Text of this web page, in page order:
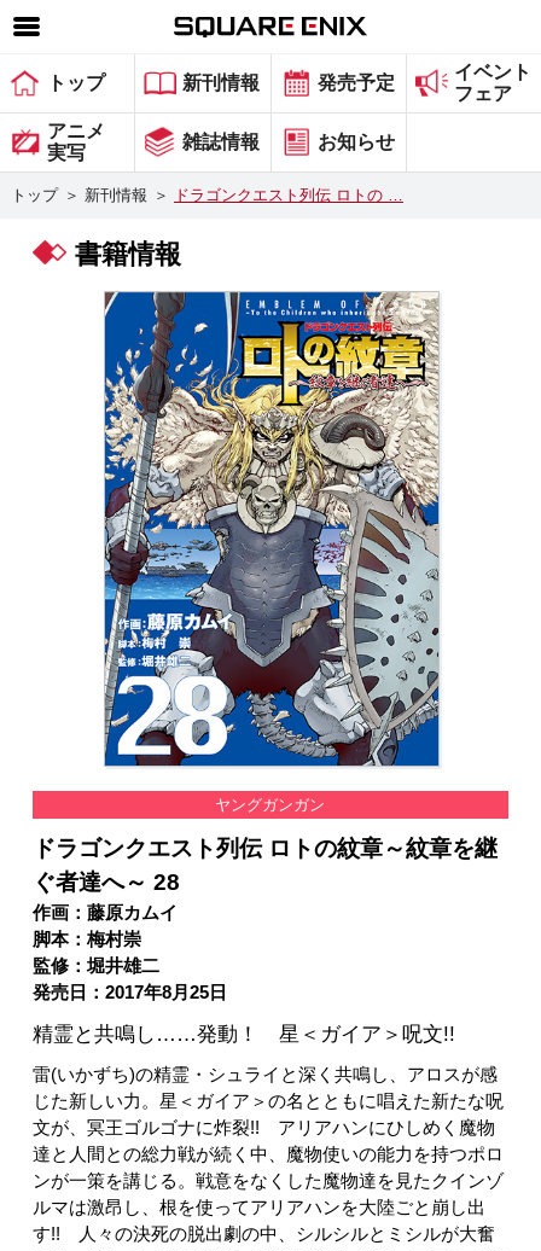
SQUARE ENIX 公式サイトメニュー
ゲーム
マガジン＆ブックス
グッズ
会社情報 採用情報
スクウェア・エニックス サイト内検索
トップ 新刊情報 発売予定
イベント
フェア
アニメ
実写
雑誌情報 お知らせ
トップ ＞ 新刊情報 ＞ ドラゴンクエスト列伝 ロトの …
書籍情報
ヤングガンガン
ドラゴンクエスト列伝 ロトの紋章～紋章を継
ぐ者達へ～ 28
作画：藤原カムイ
脚本：梅村崇
監修：堀井雄二
発売日：2017年8月25日
精霊と共鳴し……発動！ 星＜ガイア＞呪文!!
雷(いかずち)の精霊・シュライと深く共鳴し、アロスが感
じた新しい力。星＜ガイア＞の名とともに唱えた新たな呪
文が、冥王ゴルゴナに炸裂!! アリアハンにひしめく魔物
達と人間との総力戦が続く中、魔物使いの能力を持つポロ
ンが一策を講じる。戦意をなくした魔物達を見たクインゾ
ルマは激昂し、根を使ってアリアハンを大陸ごと崩し出
す!! 人々の決死の脱出劇の中、シルシルとミシルが大奮